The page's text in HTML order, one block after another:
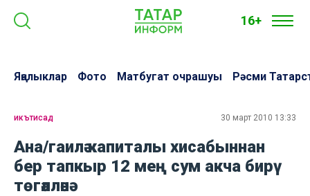
16+
Яңалыклар Фото Матбугат очрашуы Рәсми
икътисад 30 март 2010 13:33
Ана/гаилә капиталы хисабыннан
бер тапкыр 12 мең сум акча бирү
төгәлләнә